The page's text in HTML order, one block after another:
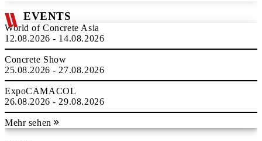
EVENTS
World of Concrete Asia
12.08.2026 - 14.08.2026
Concrete Show
25.08.2026 - 27.08.2026
ExpoCAMACOL
26.08.2026 - 29.08.2026
Mehr sehen